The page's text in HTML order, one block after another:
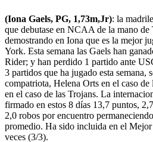
(Iona Gaels, PG, 1,73m,Jr): la
que debutase en NCAA de la mano de
demostrando en Iona que es la mejor
York. Esta semana las Gaels han
Rider; y han perdido 1 partido ante
3 partidos que ha jugado esta semana,
compatriota, Helena Orts en el caso
en el caso de las Trojans. La
firmado en estos 8 días 13,7 puntos,
2,0 robos por encuentro
promedio. Ha sido incluida en el
veces (3/3).